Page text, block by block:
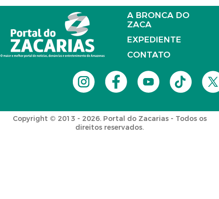
A BRONCA DO
ZACA
EXPEDIENTE
CONTATO
Copyright © 2013 - 2026. Portal do Zacarias - Todos os
direitos reservados.